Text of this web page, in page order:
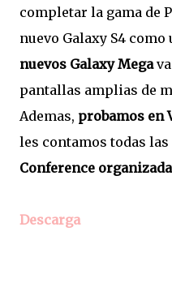
completar la gama de
nuevo Galaxy S4
nuevos Galaxy Mega
pantallas amplias de
Ademas, probamos en
les contamos todas las
Conference
Descarga